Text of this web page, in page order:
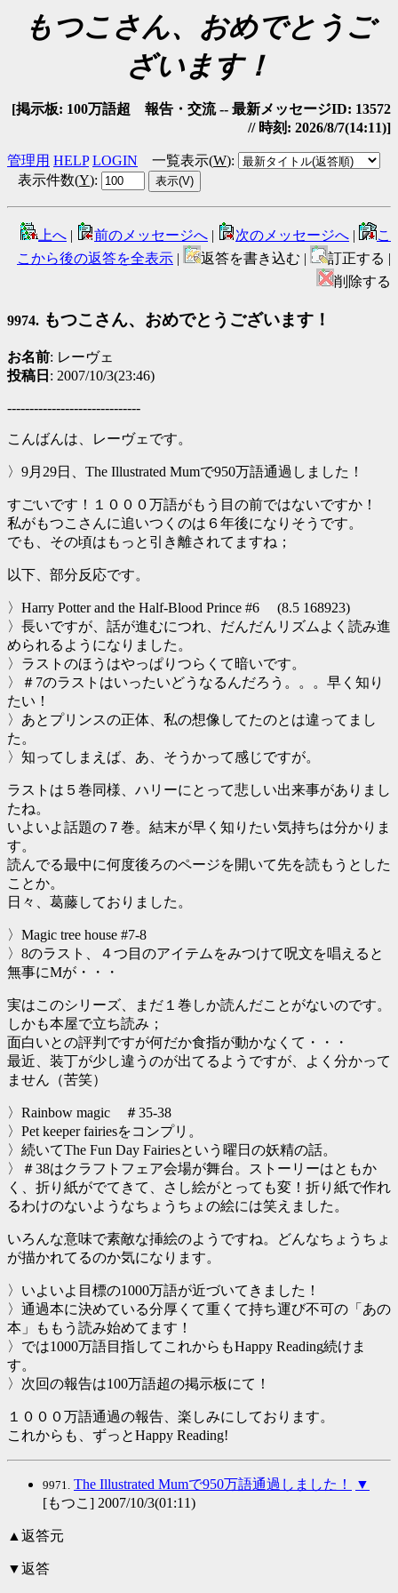
もつこさん、おめでとうご
ざいます！
[掲示板: 100万語超 報告・交流 -- 最新メッセージID: 13572
// 時刻: 2026/8/7(14:11)]
管理用 HELP LOGIN 一覧表示(W):
表示件数(Y):
上へ | 前のメッセージへ | 次のメッセージへ |
こ
こから後の返答を全表示 | 返答を書き込む |
訂正する |
削除する
9974. もつこさん、おめでとうございます！
お名前: レーヴェ
投稿日 : 2007/10/3(23:46)
------------------------------
こんばんは、レーヴェです。
〉9月29日、The Illustrated Mumで950万語通過しました！
すごいです！１０００万語がもう目の前ではないですか！
私がもつこさんに追いつくのは６年後になりそうです。
でも、その頃はもっと引き離されてますね；
以下、部分反応です。
〉Harry Potter and the Half-Blood Prince #6 (8.5 168923)
〉長いですが、話が進むにつれ、だんだんリズムよく読み進
められるようになりました。
〉ラストのほうはやっぱりつらくて暗いです。
〉＃7のラストはいったいどうなるんだろう。。。早く知り
たい！
〉あとプリンスの正体、私の想像してたのとは違ってまし
た。
〉知ってしまえば、あ、そうかって感じですが。
ラストは５巻同様、ハリーにとって悲しい出来事がありまし
たね。
いよいよ話題の７巻。結末が早く知りたい気持ちは分かりま
す。
読んでる最中に何度後ろのページを開いて先を読もうとした
ことか。
日々、葛藤しておりました。
〉Magic tree house #7-8
〉8のラスト、４つ目のアイテムをみつけて呪文を唱えると
無事にMが・・・
実はこのシリーズ、まだ１巻しか読んだことがないのです。
しかも本屋で立ち読み；
面白いとの評判ですが何だか食指が動かなくて・・・
最近、装丁が少し違うのが出てるようですが、よく分かって
ません（苦笑）
〉Rainbow magic ＃35-38
〉Pet keeper fairiesをコンプリ。
〉続いてThe Fun Day Fairiesという曜日の妖精の話。
〉＃38はクラフトフェア会場が舞台。ストーリーはともか
く、折り紙がでてきて、さし絵がとっても変！折り紙で作れ
るわけのないようなちょうちょの絵には笑えました。
いろんな意味で素敵な挿絵のようですね。どんなちょうちょ
が描かれてるのか気になります。
〉いよいよ目標の1000万語が近づいてきました！
〉通過本に決めている分厚くて重くて持ち運び不可の「あの
本」ももう読み始めてます！
〉では1000万語目指してこれからもHappy Reading続けま
す。
〉次回の報告は100万語超の掲示板にて！
１０００万語通過の報告、楽しみにしております。
これからも、ずっとHappy Reading!
9971. The Illustrated Mumで950万語通過しました！
▼
[もつこ] 2007/10/3(01:11)
▲返答元
▼返答